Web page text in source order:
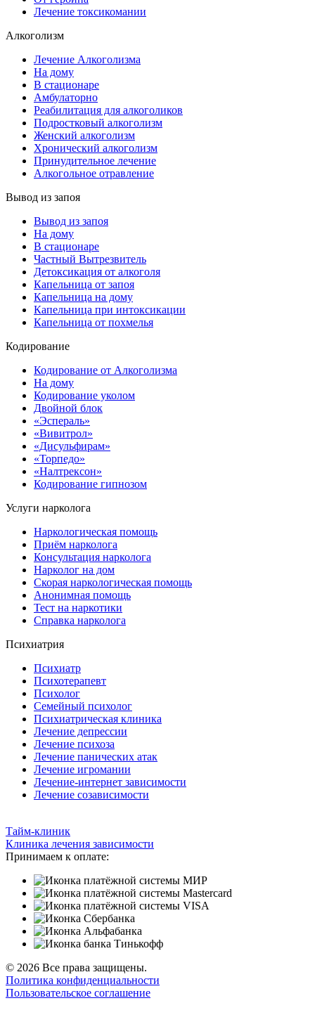
Лечение токсикомании
Алкоголизм
Лечение Алкоголизма
На дому
В стационаре
Амбулаторно
Реабилитация для алкоголиков
Подростковый алкоголизм
Женский алкоголизм
Хронический алкоголизм
Принудительное лечение
Алкогольное отравление
Вывод из запоя
Вывод из запоя
На дому
В стационаре
Частный Вытрезвитель
Детоксикация от алкоголя
Капельница от запоя
Капельница на дому
Капельница при интоксикации
Капельница от похмелья
Кодирование
Кодирование от Алкоголизма
На дому
Кодирование уколом
Двойной блок
«Эспераль»
«Вивитрол»
«Дисульфирам»
«Торпедо»
«Налтрексон»
Кодирование гипнозом
Услуги нарколога
Наркологическая помощь
Приём нарколога
Консультация нарколога
Нарколог на дом
Скорая наркологическая помощь
Анонимная помощь
Тест на наркотики
Справка нарколога
Психиатрия
Психиатр
Психотерапевт
Психолог
Семейный психолог
Психиатрическая клиника
Лечение депрессии
Лечение психоза
Лечение панических атак
Лечение игромании
Лечение-интернет зависимости
Лечение созависимости
Тайм-клиник
Клиника лечения зависимости
Принимаем к оплате:
© 2026 Все права защищены.
Политика конфиденциальности
Пользовательское соглашение